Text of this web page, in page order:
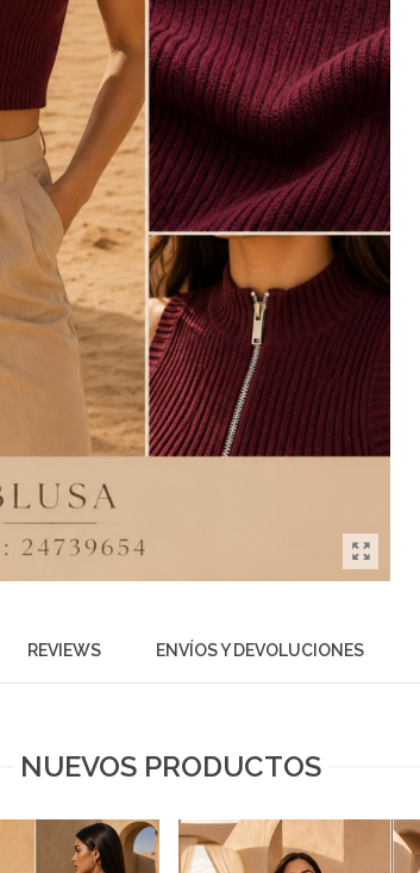
REVIEWS ENVÍOS Y DEVOLUCIONES
NUEVOS PRODUCTOS